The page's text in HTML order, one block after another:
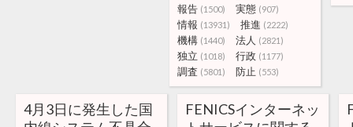
報告 (1500) 実態 (907)
情報 (13931) 推進 (2222)
機構 (1440) 法人 (2821)
独立 (1018) 行政 (1177)
調査 (5801) 防止 (553)
4月3日に発生した国
FENICSインターネッ